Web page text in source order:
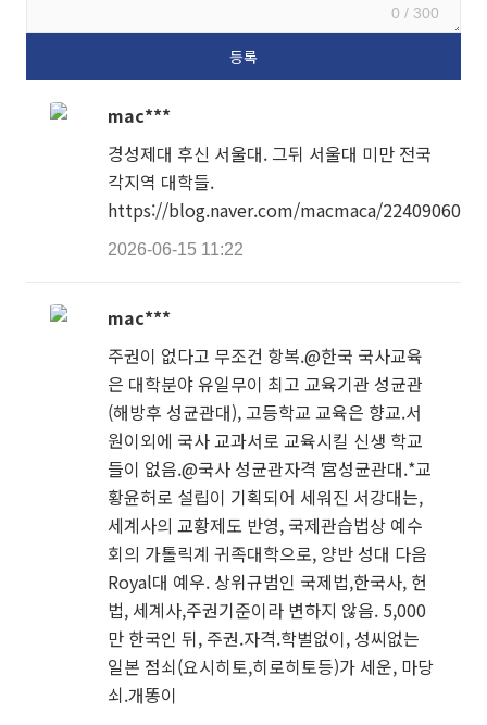
0 / 300
mac***
경성제대 후신 서울대. 그뒤 서울대 미만 전국
각지역 대학들.
https://blog.naver.com/macmaca/
2026-06-15 11:22
mac***
주권이 없다고 무조건 항복.@한국 국사교육
은 대학분야 유일무이 최고 교육기관 성균관
(해방후 성균관대), 고등학교 교육은 향교.서
원이외에 국사 교과서로 교육시킬 신생 학교
들이 없음.@국사 성균관자격 宮성균관대.*교
황윤허로 설립이 기획되어 세워진 서강대는,
세계사의 교황제도 반영, 국제관습법상 예수
회의 가톨릭계 귀족대학으로, 양반 성대 다음
Royal대 예우. 상위규범인 국제법,한국사, 헌
법, 세계사,주권기준이라 변하지 않음. 5,000
만 한국인 뒤, 주권.자격.학벌없이, 성씨없는
일본 점쇠(요시히토,히로히토등)가 세운, 마당
쇠.개똥이